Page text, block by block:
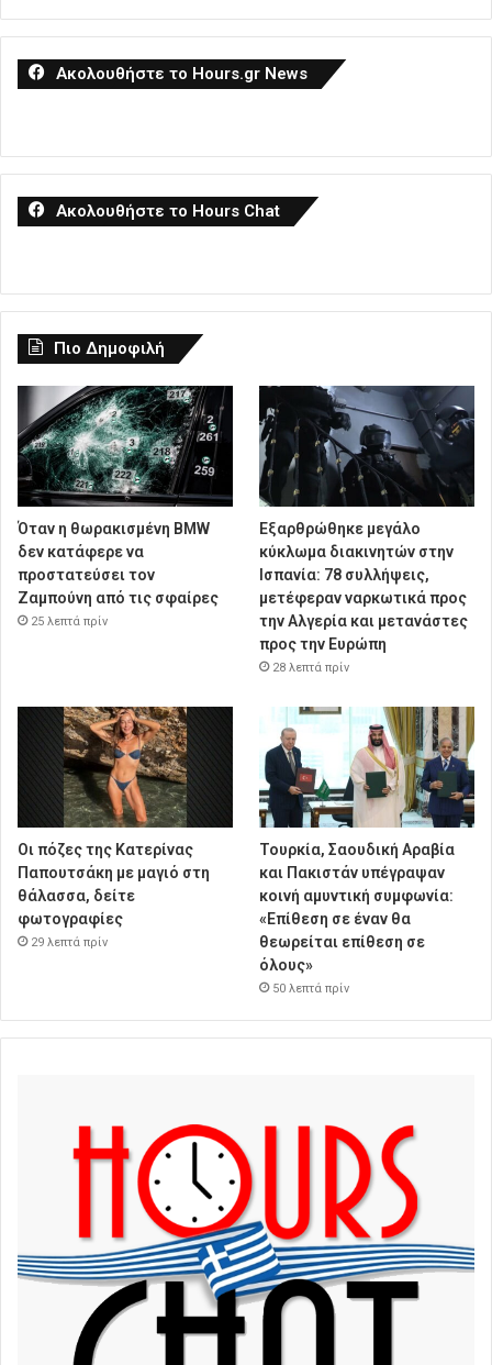
Ακολουθήστε το Hours.gr News
Ακολουθήστε το Hours Chat
Πιο Δημοφιλή
Όταν η θωρακισμένη BMW
δεν κατάφερε να
προστατεύσει τον
Ζαμπούνη από τις σφαίρες
25 λεπτά πρίν
Εξαρθρώθηκε μεγάλο
κύκλωμα διακινητών στην
Ισπανία: 78 συλλήψεις,
μετέφεραν ναρκωτικά προς
την Αλγερία και μετανάστες
προς την Ευρώπη
28 λεπτά πρίν
Οι πόζες της Κατερίνας
Παπουτσάκη με μαγιό στη
θάλασσα, δείτε
φωτογραφίες
29 λεπτά πρίν
Τουρκία, Σαουδική Αραβία
και Πακιστάν υπέγραψαν
κοινή αμυντική συμφωνία:
«Επίθεση σε έναν θα
θεωρείται επίθεση σε
όλους»
50 λεπτά πρίν